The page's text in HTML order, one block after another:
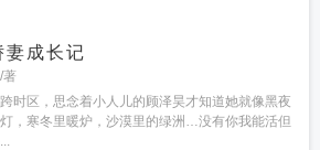
妻成长记
著
时区，思念着小人儿的顾泽昊才知道她就像黑夜
，寒冬里暖炉，沙漠里的绿洲…没有你我能活但